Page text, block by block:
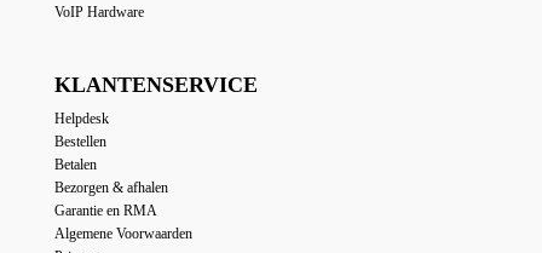
VoIP Hardware
KLANTENSERVICE
Helpdesk
Bestellen
Betalen
Bezorgen & afhalen
Garantie en RMA
Algemene Voorwaarden